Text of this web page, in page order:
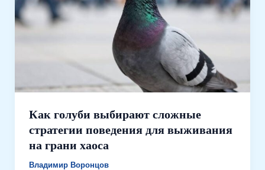
Как голуби выбирают сложные
стратегии поведения для выживания
на грани хаоса
Владимир Воронцов